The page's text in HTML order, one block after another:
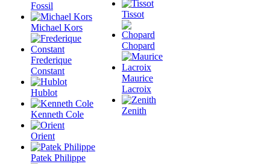
Fossil
Michael Kors
Frederique
Constant
Hublot
Kenneth Cole
Orient
Patek Philippe
Tissot
Chopard
Maurice
Lacroix
Zenith